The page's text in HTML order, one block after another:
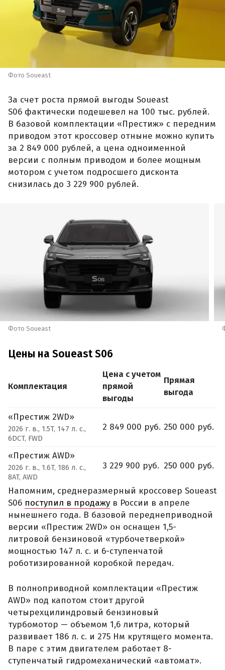
Фото Soueast
За счет роста прямой выгоды Soueast
S06 фактически подешевел на 100 тыс. рублей.
В базовой комплектации «Престиж» с передним
приводом этот кроссовер отныне можно купить
за 2 849 000 рублей, а цена одноименной
версии с полным приводом и более мощным
мотором с учетом подросшего дисконта
снизилась до 3 229 900 рублей.
Фото Soueast
Цены на Soueast S06
Комплектация
Цена с учетом
прямой
выгоды
Прямая
выгода
«Престиж 2WD»
2026 г. в., 1.5T, 147 л. с.,
6DCT, FWD
2 849 000 руб. 250 000 руб.
«Престиж AWD»
2026 г. в., 1.6T, 186 л. с.,
8AT, AWD
3 229 900 руб. 250 000 руб.
Напомним, среднеразмерный кроссовер Soueast
S06 поступил в продажу в России в апреле
нынешнего года. В базовой переднеприводной
версии «Престиж 2WD» он оснащен 1,5-
литровой бензиновой «турбочетверкой»
мощностью 147 л. с. и 6-ступенчатой
роботизированной коробкой передач.
В полноприводной комплектации «Престиж
AWD» под капотом стоит другой
четырехцилиндровый бензиновый
турбомотор — объемом 1,6 литра, который
развивает 186 л. с. и 275 Нм крутящего момента.
В паре с этим двигателем работает 8-
ступенчатый гидромеханический «автомат».